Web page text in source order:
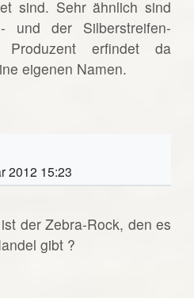
sind. Sehr ähnlich sind
und der Silberstreifen-
Produzent erfindet da
eigenen Namen.
2012 15:23
der Zebra-Rock, den es
gibt ?